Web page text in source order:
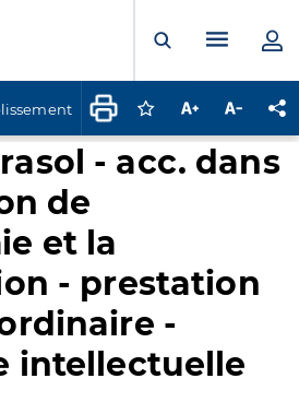
Ouvrir laMenu
Connectez-vous
Augmenter la
- acc. dans
de
et la
- prestation
-
intellectuelle